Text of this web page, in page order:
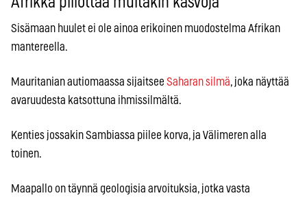
Sisämaan huulet ei ole ainoa erikoinen muodostelma Afrikan
mantereella.
Mauritanian autiomaassa sijaitsee Saharan silmä, joka näyttää
avaruudesta katsottuna ihmissilmältä.
Kenties jossakin Sambiassa piilee korva, ja Välimeren alla
toinen.
Maapallo on täynnä geologisia arvoituksia, jotka vasta